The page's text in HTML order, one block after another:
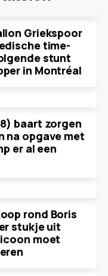
Griekspoor
time-
stunt
in Montréal
baart zorgen
na opgave met
er al een
rond Boris
stukje uit
moet